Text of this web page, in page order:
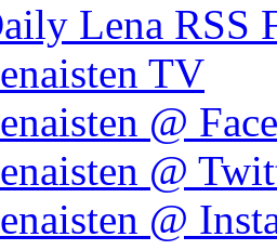
Lena RSS
TV
@
@
@